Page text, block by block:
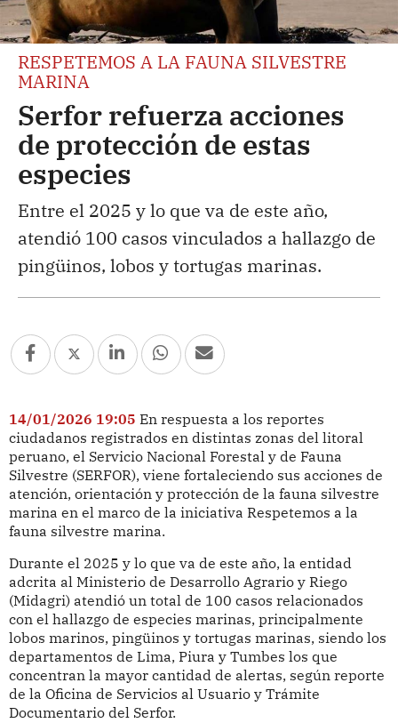
RESPETEMOS A LA FAUNA SILVESTRE
MARINA
Serfor refuerza acciones
de protección de estas
especies
Entre el 2025 y lo que va de este año,
atendió 100 casos vinculados a hallazgo de
pingüinos, lobos y tortugas marinas.
14/01/2026 19:05 En respuesta a los reportes
ciudadanos registrados en distintas zonas del litoral
peruano, el Servicio Nacional Forestal y de Fauna
Silvestre (SERFOR), viene fortaleciendo sus acciones de
atención, orientación y protección de la fauna silvestre
marina en el marco de la iniciativa Respetemos a la
fauna silvestre marina.
Durante el 2025 y lo que va de este año, la entidad
adcrita al Ministerio de Desarrollo Agrario y Riego
(Midagri) atendió un total de 100 casos relacionados
con el hallazgo de especies marinas, principalmente
lobos marinos, pingüinos y tortugas marinas, siendo los
departamentos de Lima, Piura y Tumbes los que
concentran la mayor cantidad de alertas, según reporte
de la Oficina de Servicios al Usuario y Trámite
Documentario del Serfor.